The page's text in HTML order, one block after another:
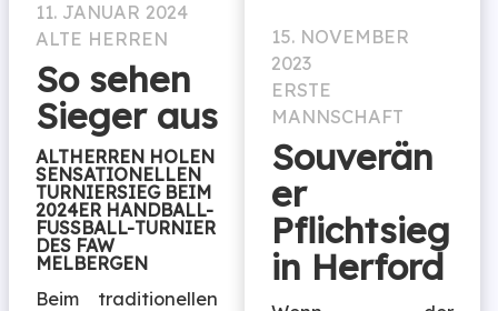
11. JANUAR 2024
ALTE HERREN
So sehen
Sieger aus
ALTHERREN HOLEN
SENSATIONELLEN
TURNIERSIEG BEIM
2024ER HANDBALL-
FUSSBALL-TURNIER D
ES FAW M
ELBERGEN
Beim traditionellen
15. NOVEMBER
2023
ERSTE
MANNSCHAFT
Souverän
er
Pflichtsieg
in Herford